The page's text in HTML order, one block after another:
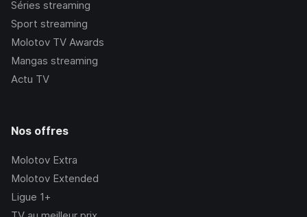
Séries streaming
Sport streaming
Molotov TV Awards
Mangas streaming
Actu TV
Nos offres
Molotov Extra
Molotov Extended
Ligue 1+